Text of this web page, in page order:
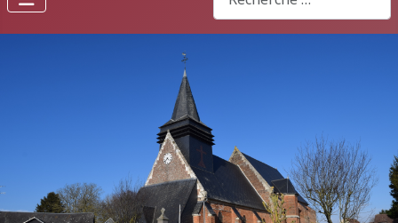
Type 2 or more characters